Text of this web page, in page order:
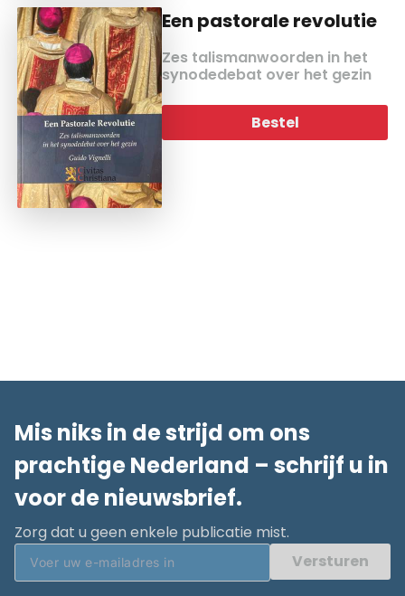
Een pastorale revolutie
Zes talismanwoorden in het
synodedebat over het gezin
Bestel
Mis niks in de strijd om ons
prachtige Nederland – schrijf u in
voor de nieuwsbrief.
Zorg dat u geen enkele publicatie mist.
Versturen